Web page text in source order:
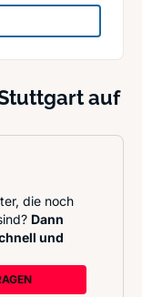
Igor Kolbas
auf
die noch
Dann
und